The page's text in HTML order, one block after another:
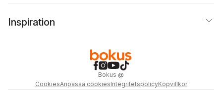
Inspiration
Bokus @
CookiesAnpassa cookiesIntegritetspolicyKöpvillkor